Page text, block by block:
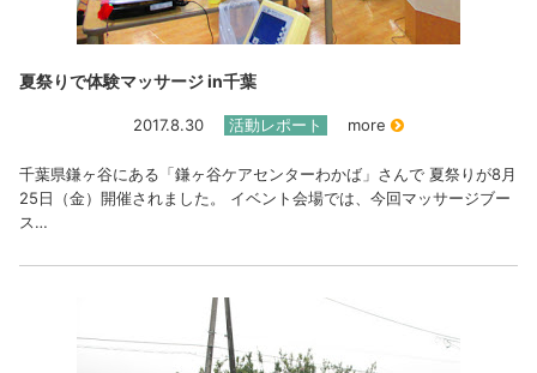
夏祭りで体験マッサージ in千葉
2017.8.30 活動レポート more
千葉県鎌ヶ谷にある「鎌ヶ谷ケアセンターわかば」さんで 夏祭りが8月
25日（金）開催されました。 イベント会場では、今回マッサージブー
ス…